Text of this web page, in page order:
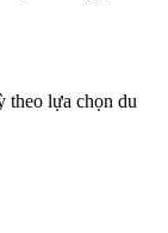
theo lựa chọn du